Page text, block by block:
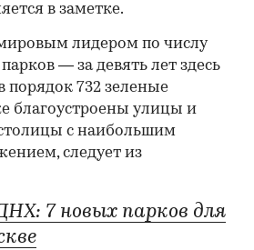
в заметке.
лидером по числу
— за девять лет здесь
732 зеленые
благоустроены улицы и
с наибольшим
следует из
7 новых парков для